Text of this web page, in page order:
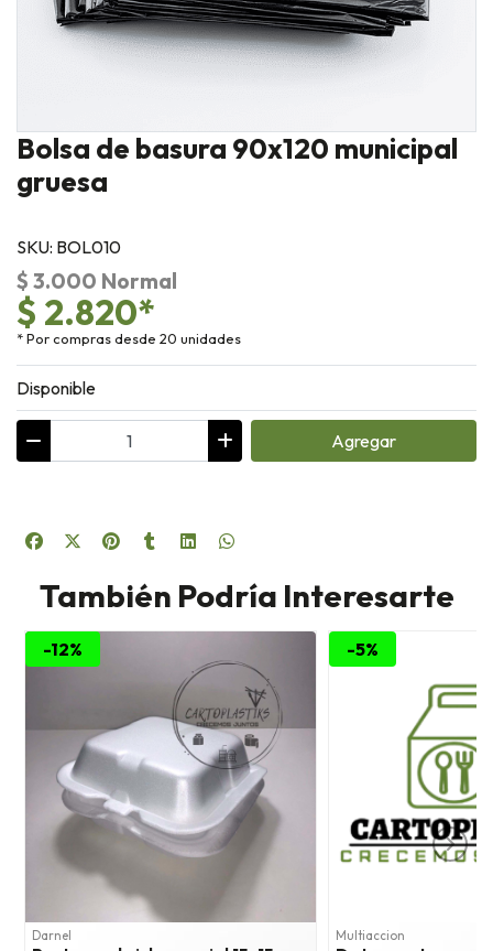
Bolsa de basura 90x120 municipal
gruesa
SKU: BOL010
$ 3.000 Normal
$ 2.820*
* Por compras desde 20 unidades
Disponible
Agregar
También Podría Interesarte
-12%
Darnel
-5%
Multiaccion